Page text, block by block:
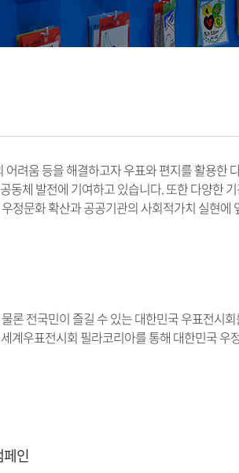
려움 등을 해결하고자 우표와 편지를 활용
동체 발전에 기여하고 있습니다. 또한 다양한
정문화 확산과 공공기관의 사회적가치 실현에
론 전국민이 즐길 수 있는 대한민국 우표전시
계우표전시회 필라코리아를 통해 대한민국 우
인